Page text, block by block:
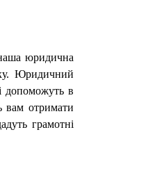
юридична
Юридичний
допоможуть в
вам отримати
грамотні